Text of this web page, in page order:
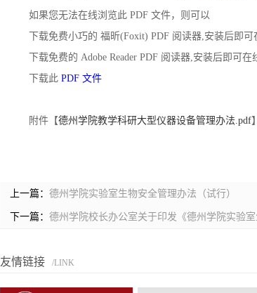
如果您无法在线浏览此 PDF 文件，则可以
下载免费小巧的 福昕(Foxit) PDF 阅读器,安装后即
下载免费的 Adobe Reader PDF 阅读器,安装后即可
下载此 PDF 文件
附件【德州学院教学科研大型仪器设备管理办法.pdf
上一篇： 德州学院实验室生物安全管理办法（试行）
下一篇： 德州学院校长办公室关于印发《德州学院实验
友情链接 /LINK